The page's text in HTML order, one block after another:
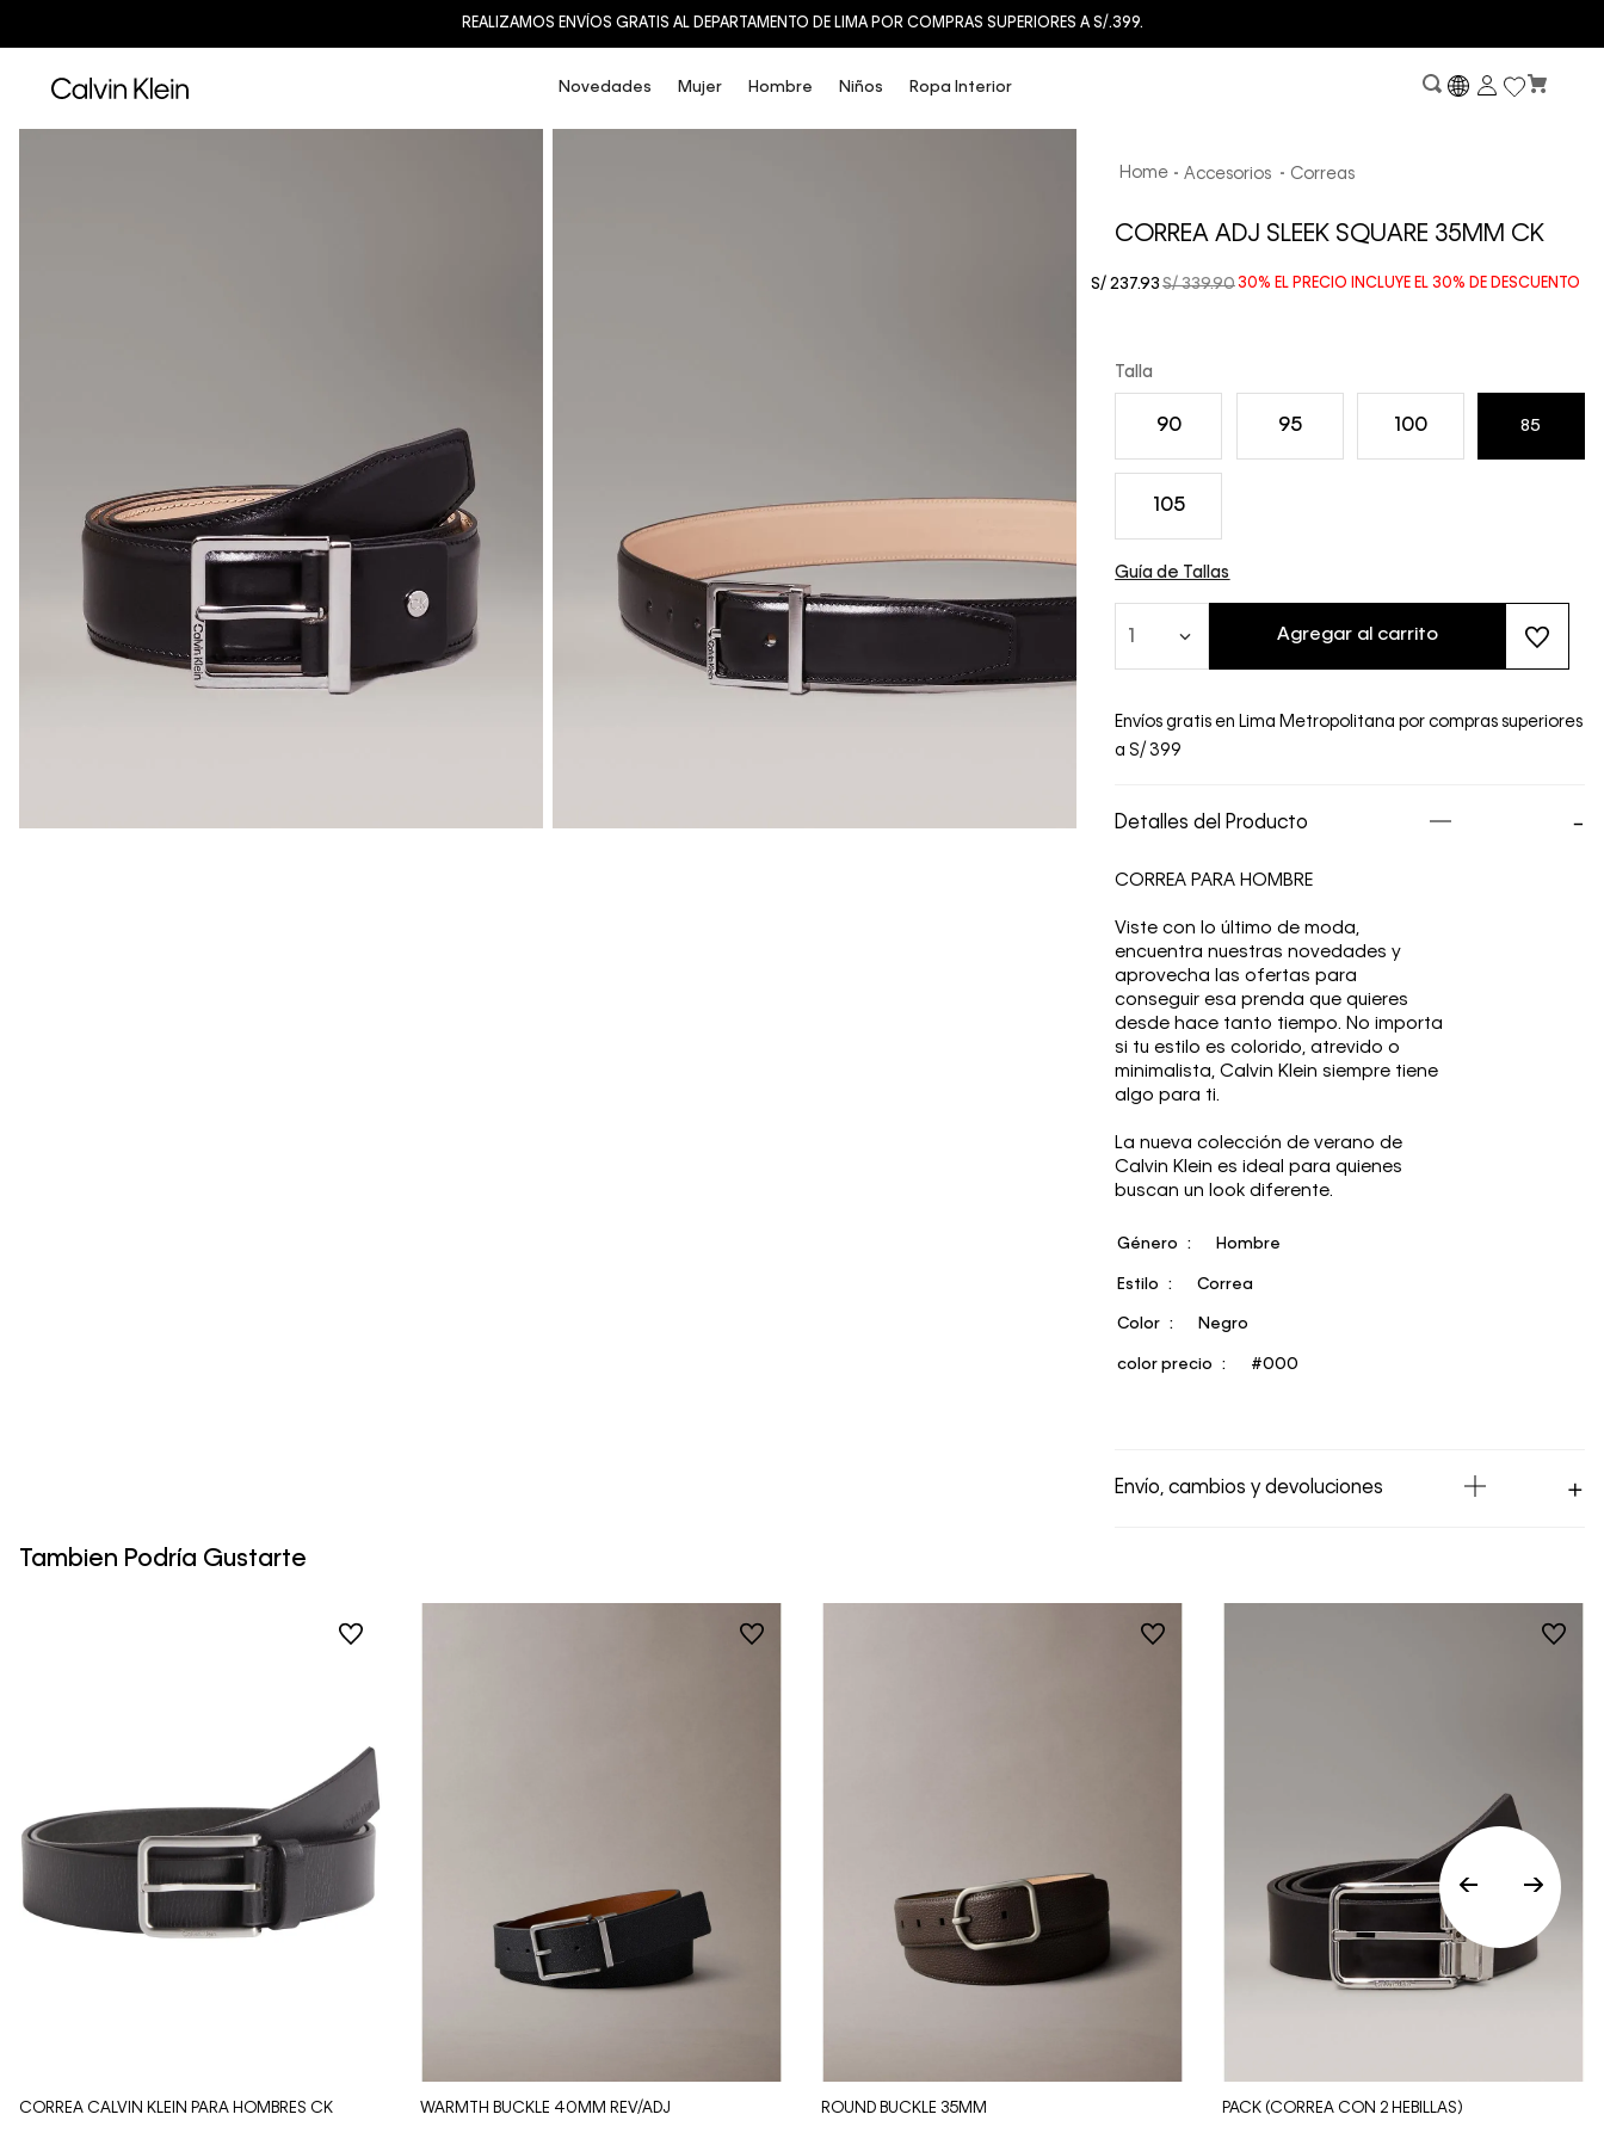
REALIZAMOS ENVÍOS GRATIS AL DEPARTAMENTO DE LIMA POR COMPRAS SUPERIORES A S/.399.
Novedades Mujer Hombre Niños Ropa Interior
Accesorios Correas
CORREA ADJ SLEEK SQUARE 35MM CK
30% EL PRECIO INCLUYE EL 30% DE DESCUENTO
S/ 339.90
S/ 237.93
Talla
90 95 100 85
105
Guía de Tallas
1 Agregar al carrito
Envíos gratis en Lima Metropolitana por compras superiores
a S/ 399
Detalles del Producto
CORREA PARA HOMBRE
Viste con lo último de moda,
encuentra nuestras novedades y
aprovecha las ofertas para
conseguir esa prenda que quieres
desde hace tanto tiempo. No importa
si tu estilo es colorido, atrevido o
minimalista, Calvin Klein siempre tiene
algo para ti.
La nueva colección de verano de
Calvin Klein es ideal para quienes
buscan un look diferente.
Género Hombre
Estilo Correa
Color Negro
color precio #000
Envío, cambios y devoluciones
provincia. Envíos gratis en Lima Metropolitana
devoluciones en ropa interior y trajes de
Tambien Podría Gustarte
CORREA CALVIN KLEIN PARA HOMBRES CK WARMTH BUCKLE 40MM REV/ADJ ROUND BUCKLE 35MM PACK (CORREA CON 2 HEBILLAS)